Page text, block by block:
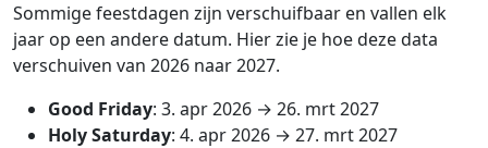
Sommige feestdagen zijn verschuifbaar en vallen elk
jaar op een andere datum. Hier zie je hoe deze data
verschuiven van 2026 naar 2027.
Good Friday: 3. apr 2026 → 26. mrt 2027
Holy Saturday: 4. apr 2026 → 27. mrt 2027